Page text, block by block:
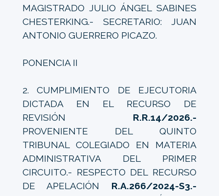
MAGISTRADO JULIO ÁNGEL SABINES
CHESTERKING.- SECRETARIO: JUAN
ANTONIO GUERRERO PICAZO.
PONENCIA II
2. CUMPLIMIENTO DE EJECUTORIA
DICTADA EN EL RECURSO DE
REVISIÓN R.R.14/2026.-
PROVENIENTE DEL QUINTO
TRIBUNAL COLEGIADO EN MATERIA
ADMINISTRATIVA DEL PRIMER
CIRCUITO.- RESPECTO DEL RECURSO
DE APELACIÓN R.A.266/2024-S3.-